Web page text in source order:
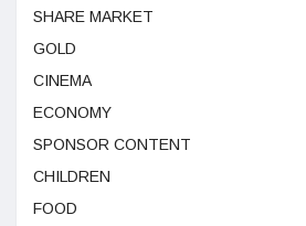
SHARE MARKET
GOLD
CINEMA
ECONOMY
SPONSOR CONTENT
CHILDREN
FOOD